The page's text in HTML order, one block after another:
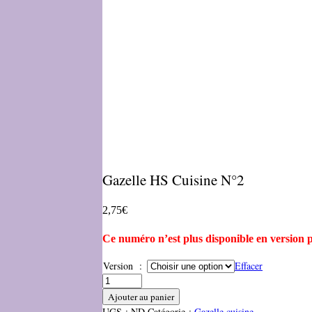
Gazelle HS Cuisine N°2
2,75€
Ce numéro n’est plus disponible en version
Version : Effacer
Ajouter au panier